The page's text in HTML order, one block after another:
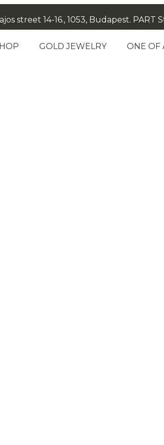
street 14-16., 1053, Budapest. PART
GOLD JEWELRY ONE OF